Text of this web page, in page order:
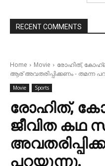
RECENT COMMENTS